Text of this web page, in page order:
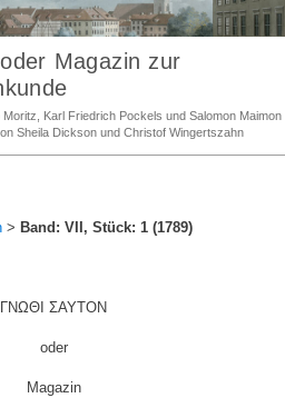
Magazin zur
Karl Friedrich Pockels und Salomon Maimon
Sheila Dickson und Christof Wingertszahn
> Band: VII, Stück: 1 (1789)
ΓΝΩΘΙ ΣΑΥΤΟΝ
oder
Magazin